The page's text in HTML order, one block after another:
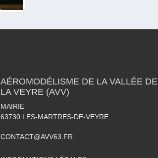
AÉROMODÉLISME DE LA VALLÉE DE
LA VEYRE (AVV)
MAIRIE
63730 LES-MARTRES-DE-VEYRE
CONTACT@AVV63.FR